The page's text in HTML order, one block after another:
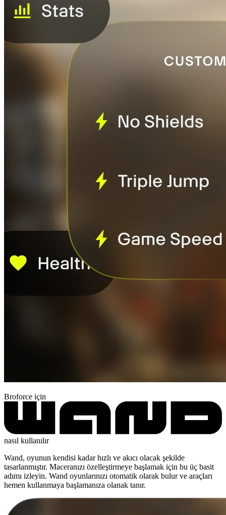
Broforce için
nasıl kullanılır
Wand, oyunun kendisi kadar hızlı ve akıcı olacak şekilde
tasarlanmıştır. Maceranızı özelleştirmeye başlamak için bu üç basit
adımı izleyin. Wand oyunlarınızı otomatik olarak bulur ve araçları
hemen kullanmaya başlamanıza olanak tanır.